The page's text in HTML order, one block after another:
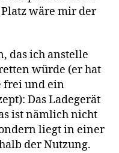
wäre mir der
das ich anstelle
würde (er hat
frei und ein
Das Ladegerät
ist nämlich nicht
liegt in einer
der Nutzung.